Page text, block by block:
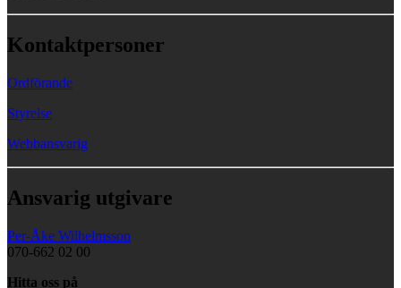
Kontaktpersoner
Ordförande
Styrelse
Webbansvarig
Ansvarig utgivare
Per-Åke Wilhelmsson
070-662 02 00
Hitta oss på